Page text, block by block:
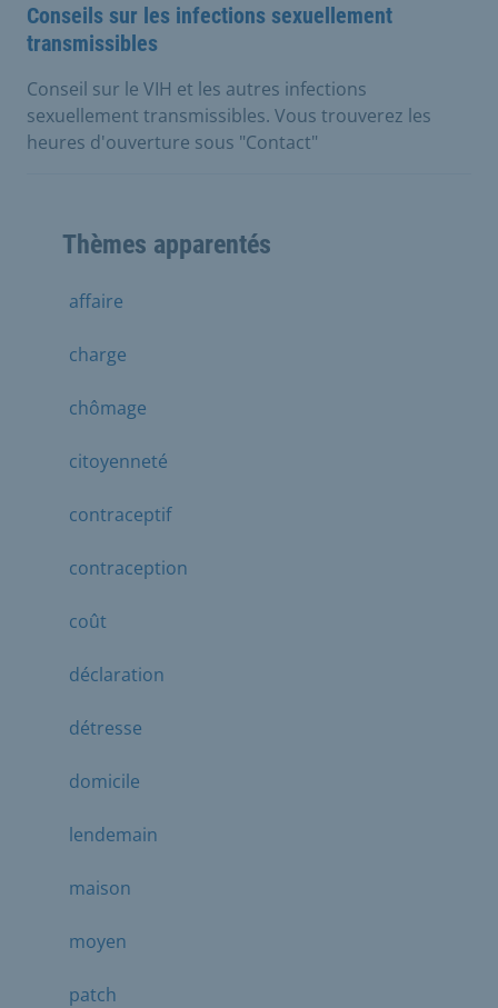
Conseils sur les infections sexuellement
transmissibles
Conseil sur le VIH et les autres infections
sexuellement transmissibles. Vous trouverez les
heures d'ouverture sous "Contact"
Thèmes apparentés
affaire
charge
chômage
citoyenneté
contraceptif
contraception
coût
déclaration
détresse
domicile
lendemain
maison
moyen
patch